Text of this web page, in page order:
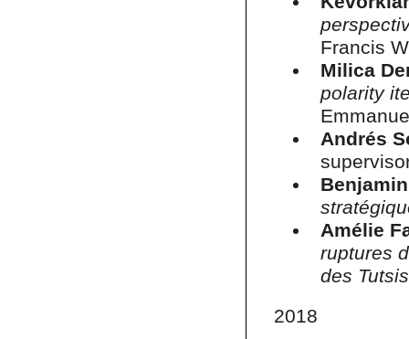
Francis
Milica
polarity
Andrés
Amélie
ruptures
des
2018